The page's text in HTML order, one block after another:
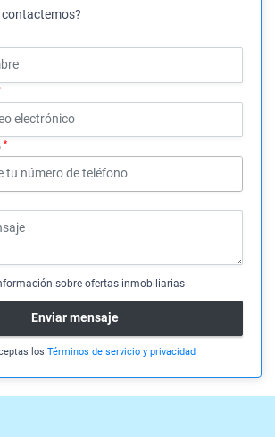
contactemos?
*
sobre ofertas inmobiliarias
Enviar mensaje
los Términos de servicio y privacidad